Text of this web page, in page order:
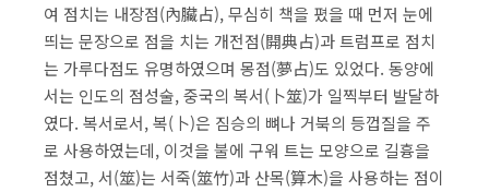
여 점치는 내장점(內臟占), 무심히 책을 폈을 때 먼저 눈에
띄는 문장으로 점을 치는 개전점(開典占)과 트럼프로 점치
는 가루다점도 유명하였으며 몽점(夢占)도 있었다. 동양에
서는 인도의 점성술, 중국의 복서(卜筮)가 일찍부터 발달하
였다. 복서로서, 복(卜)은 짐승의 뼈나 거북의 등껍질을 주
로 사용하였는데, 이것을 불에 구워 트는 모양으로 길흉을
점쳤고, 서(筮)는 서죽(筮竹)과 산목(算木)을 사용하는 점이